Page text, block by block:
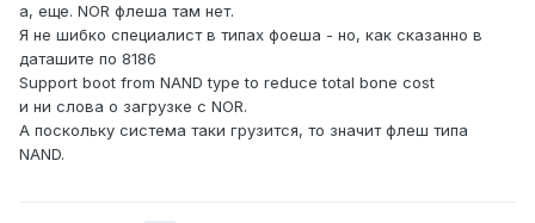
а, еще. NOR флеша там нет.
Я не шибко специалист в типах фоеша - но, как сказанно в
даташите по 8186
Support boot from NAND type to reduce total bone cost
и ни слова о загрузке с NOR.
А поскольку система таки грузится, то значит флеш типа
NAND.